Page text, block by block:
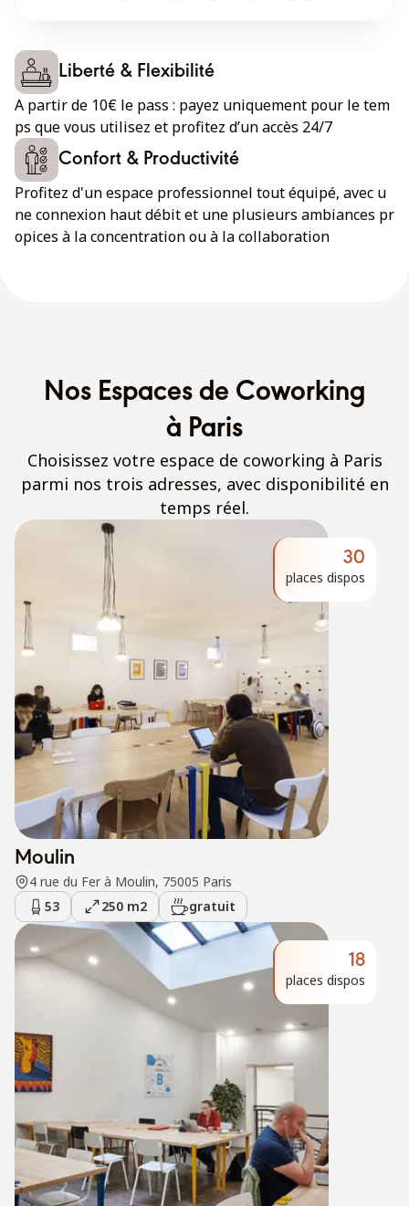
Liberté & Flexibilité
A partir de 10€ le pass : payez uniquement pour le tem
ps que vous utilisez et profitez d’un accès 24/7
Confort & Productivité
Profitez d'un espace professionnel tout équipé, avec u
ne connexion haut débit et une plusieurs ambiances pr
opices à la concentration ou à la collaboration
Nos Espaces de Coworking
à Paris
Choisissez votre espace de coworking à Paris
parmi nos trois adresses, avec disponibilité en
temps réel.
30
places dispos
Moulin
4 rue du Fer à Moulin, 75005 Paris
53
250 m2 gratuit
18
places dispos